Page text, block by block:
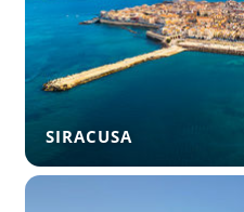
SIRACUSA